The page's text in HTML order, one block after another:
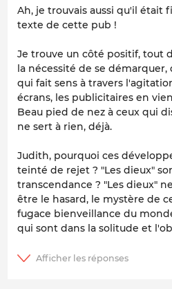
Ah, je trouvais aussi qu'il
texte de cette pub !
Je trouve un côté positif, tout
la nécessité de se
qui fait sens à travers
écrans, les publicitaires en
Beau pied de nez à ceux qui
ne sert à rien, déjà.
Judith, pourquoi ces
teinté de rejet ? "Les dieux"
transcendance ? "Les dieux"
être le hasard, le mystère de
fugace bienveillance du
qui sont dans la solitude et